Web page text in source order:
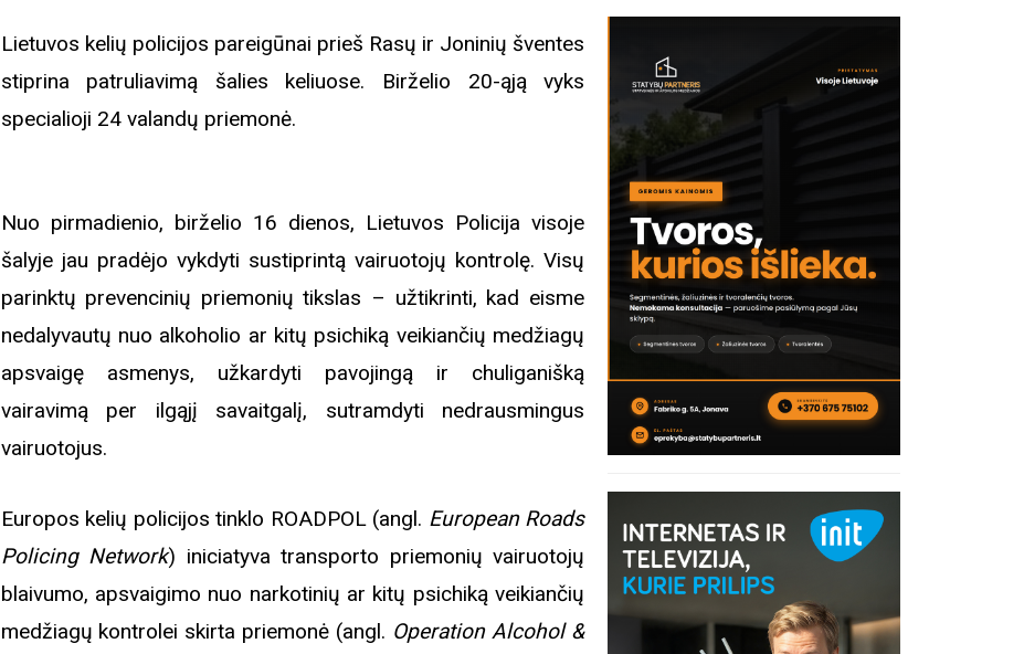
Lietuvos kelių policijos pareigūnai prieš Rasų ir Joninių šventes
stiprina patruliavimą šalies keliuose. Birželio 20-ąją vyks
specialioji 24 valandų priemonė.
Nuo pirmadienio, birželio 16 dienos, Lietuvos Policija visoje
šalyje jau pradėjo vykdyti sustiprintą vairuotojų kontrolę. Visų
parinktų prevencinių priemonių tikslas – užtikrinti, kad eisme
nedalyvautų nuo alkoholio ar kitų psichiką veikiančių medžiagų
apsvaigę asmenys, užkardyti pavojingą ir chuliganišką
vairavimą per ilgąjį savaitgalį, sutramdyti nedrausmingus
vairuotojus.
Europos kelių policijos tinklo ROADPOL (angl. European Roads
Policing Network) iniciatyva transporto priemonių vairuotojų
blaivumo, apsvaigimo nuo narkotinių ar kitų psichiką veikiančių
medžiagų kontrolei skirta priemonė (angl. Operation Alcohol &